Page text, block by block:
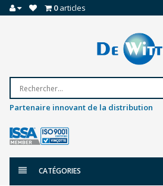
0articles
Partenaire innovant de la distribution
CATÉGORIES